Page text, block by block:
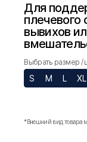
Для
плечевого
вывихов
Выбрать размер /
S M L XL
*Внешний вид товара